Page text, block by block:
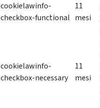
cookielawinfo-
checkbox-functional
11
mesi
cookielawinfo-
checkbox-necessary
11
mesi